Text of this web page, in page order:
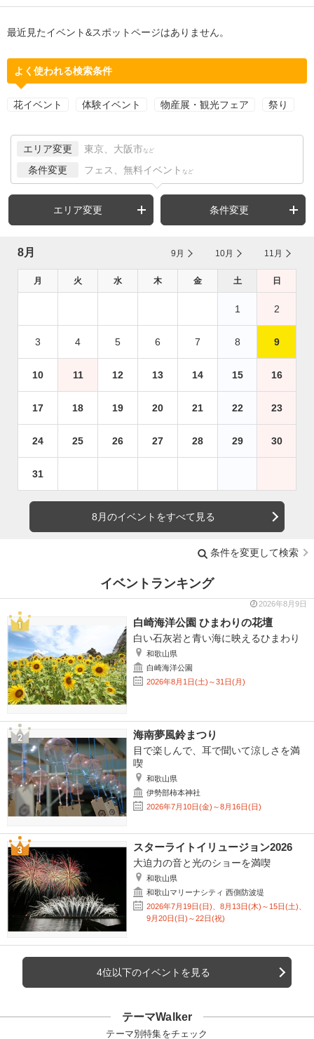
最近見たイベント&スポットページはありません。
よく使われる検索条件
花イベント 体験イベント 物産展・観光フェア 祭り
エリア変更 東京、大阪市 など
条件変更 フェス、無料イベント など
エリア変更 条件変更
8月 9月 10月 11月
月 火 水 木 金 土 日
1 2
3 4 5 6 7 8 9
10 11 12 13 14 15 16
17 18 19 20 21 22 23
24 25 26 27 28 29 30
31
8月のイベントをすべて見る
条件を変更して検索
イベントランキング
2026年8月9日
白崎海洋公園 ひまわりの花壇
白い石灰岩と青い海に映えるひまわり
和歌山県
白崎海洋公園
2026年8月1日(土)～31日(月)
海南夢風鈴まつり
目で楽しんで、耳で聞いて涼しさを満
喫
和歌山県
伊勢部柿本神社
2026年7月10日(金)～8月16日(日)
スターライトイリュージョン2026
大迫力の音と光のショーを満喫
和歌山県
和歌山マリーナシティ 西側防波堤
2026年7月19日(日)、8月13日(木)～15日(土)、
9月20日(日)～22日(祝)
4位以下のイベントを見る
テーマWalker
テーマ別特集をチェック